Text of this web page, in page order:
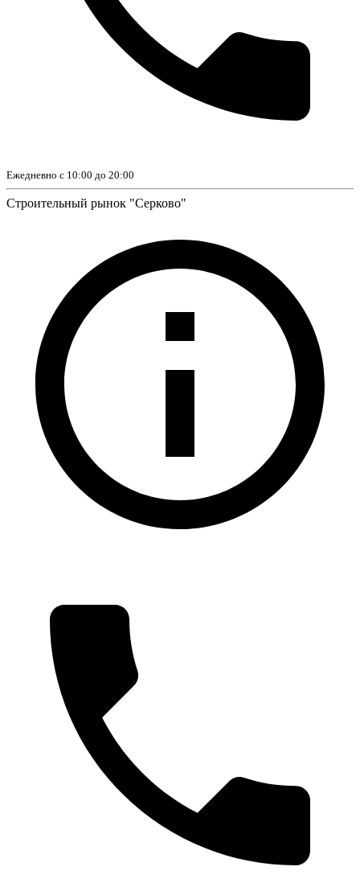
Ежедневно с 10:00 до 20:00
Строительный рынок "Серково"